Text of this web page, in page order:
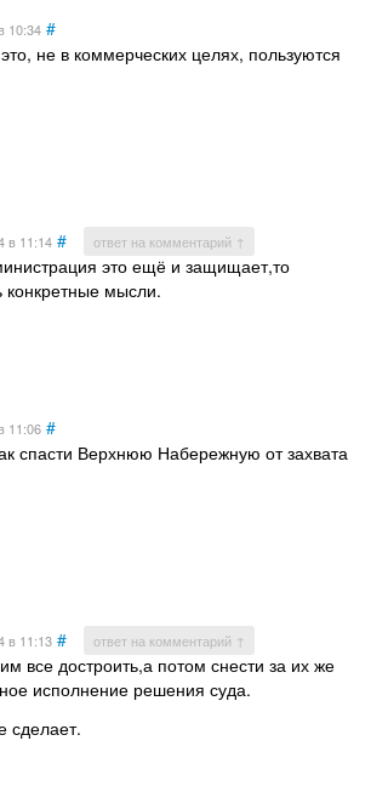
10:34 #
не в коммерческих целях, пользуются
в 11:14 # ответ на комментарий ↑
это ещё и защищает,то
конкретные мысли.
11:06 #
спасти Верхнюю Набережную от захвата
в 11:13 # ответ на комментарий ↑
все достроить,а потом снести за их же
исполнение решения суда.
сделает.